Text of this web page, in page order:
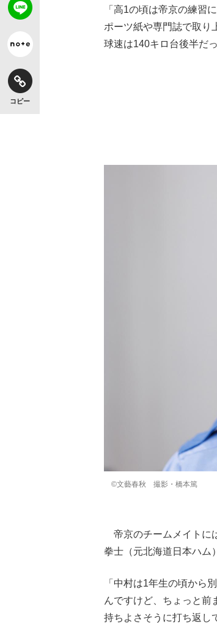
コピー
「高1の頃は帝京の練習
ポーツ紙や専門誌で取り
球速は140キロ台後半だ
©文藝春秋 撮影・橋本篤
帝京のチームメイトに
拳士（元北海道日本ハム
「中村は1年生の頃から
んですけど、ちょっと前
持ちよさそうに打ち返し